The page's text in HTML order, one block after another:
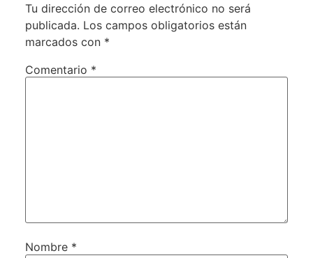
Tu dirección de correo electrónico no será
publicada. Los campos obligatorios están
marcados con *
Comentario *
Nombre *